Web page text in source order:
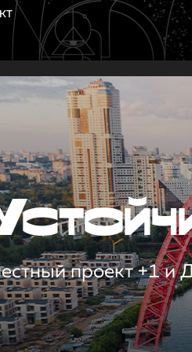
проект +1 и